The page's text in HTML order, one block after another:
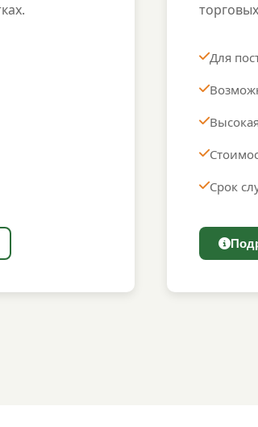
Для
Срок